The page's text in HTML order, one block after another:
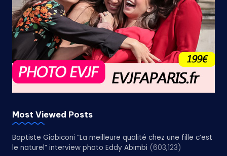
Most Viewed Posts
Baptiste Giabiconi “La meilleure qualité chez une fille c’est
le naturel” interview photo Eddy Abimbi (603,123)